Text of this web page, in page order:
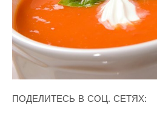
ПОДЕЛИТЕСЬ В СОЦ. СЕТЯХ: